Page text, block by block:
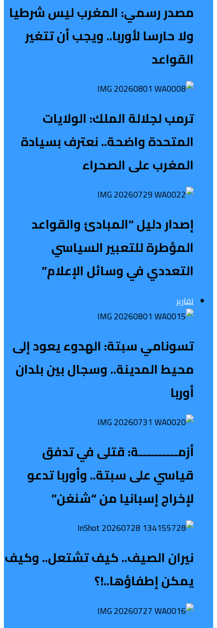
مصدر رسمي: المغرب ليس شرطيا
ولا حارسا لأوربا.. ويجب أن تتغير
القواعد
ترمب لجلالة الملك: الولايات
المتحدة واضحة.. نعترف بسيادة
المغرب على الصحراء
إصدار دليل “المبادئ والقواعد
المؤطرة للتعبير السياسي
التعددي في وسائل الإعلام”
تقارير
تسونامي سبتة: الهدوء يعود إلى
محيط المدينة.. وسجال بين بلدان
أوربا
أزمــــــــــة: قتلى في تدفق
قياسي على سبتة.. وأوربا تدعو
لإخراج إسبانيا من “شنغن”
نيران الصيف.. كيف تشتعل.. وكيف
يمكن إطفاؤها..!؟